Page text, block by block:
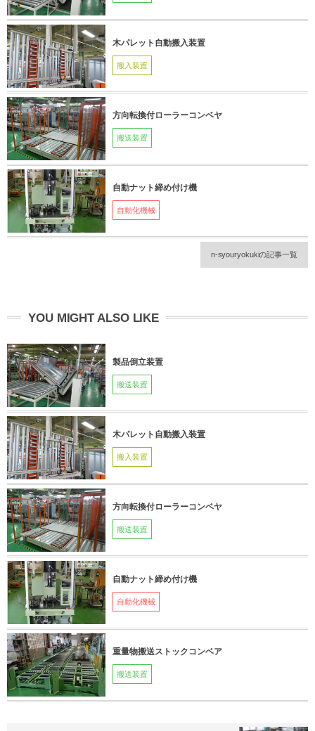
木パレット自動搬入装置
搬入装置
方向転換付ローラーコンベヤ
搬送装置
自動ナット締め付け機
自動化機械
n-syouryokukiの記事一覧
YOU MIGHT ALSO LIKE
製品倒立装置
搬送装置
木パレット自動搬入装置
搬入装置
方向転換付ローラーコンベヤ
搬送装置
自動ナット締め付け機
自動化機械
重量物搬送ストックコンベア
搬送装置